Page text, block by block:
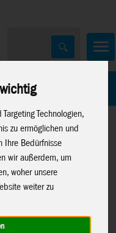
Technologien,
zu ermöglichen und
Ihre Bedürfnisse
wir außerdem, um
woher unsere
weiter zu